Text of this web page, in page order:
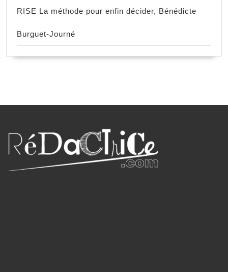
RISE La méthode pour enfin décider, Bénédicte
Burguet-Journé